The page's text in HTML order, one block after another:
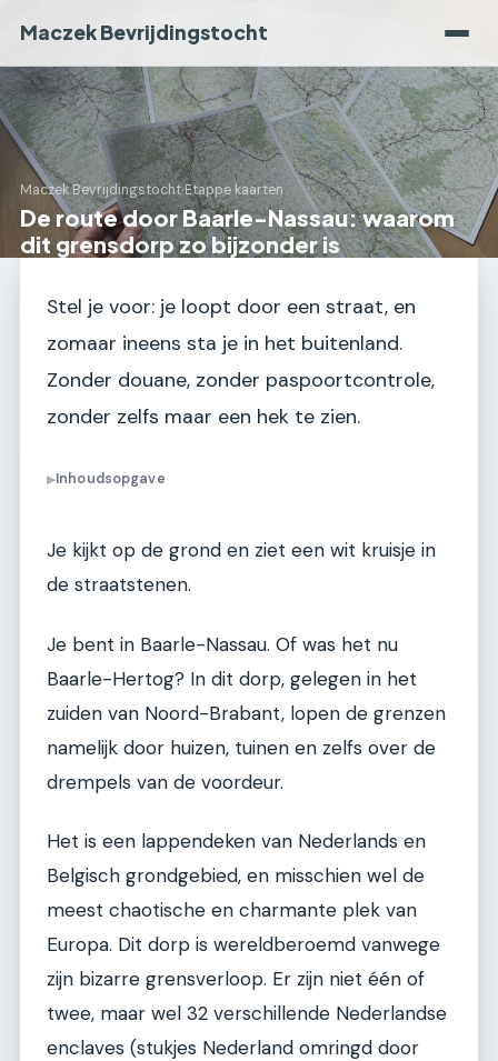
Maczek Bevrijdingstocht
Maczek Bevrijdingstocht›Etappe kaarten
De route door Baarle-Nassau: waarom
dit grensdorp zo bijzonder is
Stel je voor: je loopt door een straat, en
zomaar ineens sta je in het buitenland.
Zonder douane, zonder paspoortcontrole,
zonder zelfs maar een hek te zien.
▶Inhoudsopgave
Je kijkt op de grond en ziet een wit kruisje in
de straatstenen.
Je bent in Baarle-Nassau. Of was het nu
Baarle-Hertog? In dit dorp, gelegen in het
zuiden van Noord-Brabant, lopen de grenzen
namelijk door huizen, tuinen en zelfs over de
drempels van de voordeur.
Het is een lappendeken van Nederlands en
Belgisch grondgebied, en misschien wel de
meest chaotische en charmante plek van
Europa. Dit dorp is wereldberoemd vanwege
zijn bizarre grensverloop. Er zijn niet één of
twee, maar wel 32 verschillende Nederlandse
enclaves (stukjes Nederland omringd door